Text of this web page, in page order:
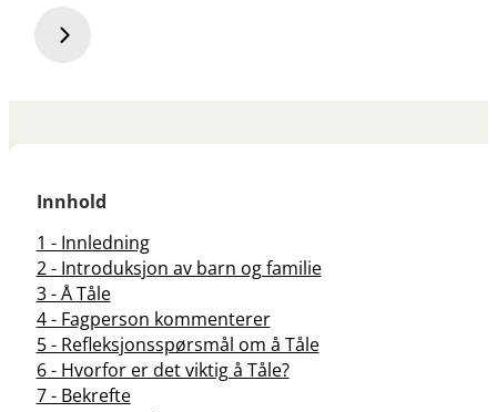
Innhold
1 - Innledning
2 - Introduksjon av barn og familie
3 - Å Tåle
4 - Fagperson kommenterer
5 - Refleksjonsspørsmål om å Tåle
6 - Hvorfor er det viktig å Tåle?
7 - Bekrefte